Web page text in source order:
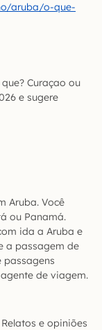
aruba/o-que-
Curaçao ou
e sugere
Aruba. Você
ou Panamá.
ida a Aruba e
a passagem de
passagens
de viagem.
e opiniões